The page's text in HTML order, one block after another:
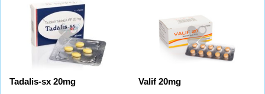
Tadalis-sx 20mg Valif 20mg